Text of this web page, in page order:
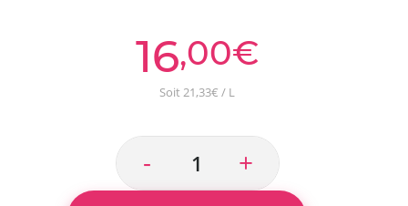
16,00€
Soit 21,33€ / L
- +